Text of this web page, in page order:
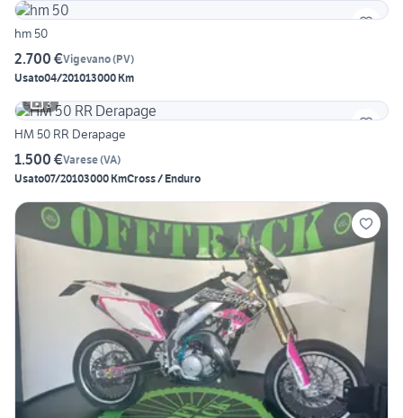
hm 50
2.700 €Vigevano(PV)
Usato04/201013000 Km
3
HM 50 RR Derapage
1.500 €Varese(VA)
Usato07/20103000 KmCross / Enduro